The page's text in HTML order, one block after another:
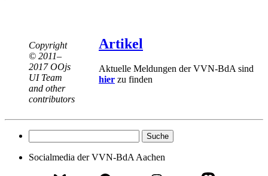
Copyright
© 2011–
2017 OOjs
UI Team
and other
contributors
Artikel
Aktuelle Meldungen der VVN-BdA sind
hier zu finden
Socialmedia der VVN-BdA Aachen